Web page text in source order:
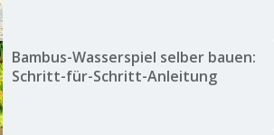
Bambus-Wasserspiel selber bauen:
Schritt-für-Schritt-Anleitung